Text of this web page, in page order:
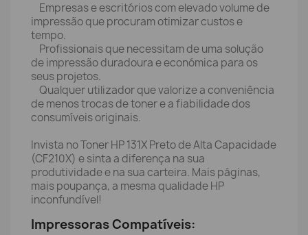
Empresas e escritórios com elevado volume de
impressão que procuram otimizar custos e
tempo.
Profissionais que necessitam de uma solução
de impressão duradoura e económica para os
seus projetos.
Qualquer utilizador que valorize a conveniência
de menos trocas de toner e a fiabilidade dos
consumíveis originais.
Invista no Toner HP 131X Preto de Alta Capacidade
(CF210X) e sinta a diferença na sua
produtividade e na sua carteira. Mais páginas,
mais poupança, a mesma qualidade HP
inconfundível!
Impressoras Compatíveis: